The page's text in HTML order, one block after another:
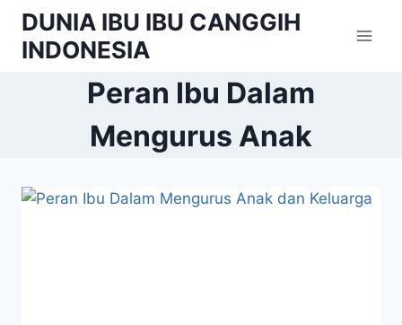
Skip
content
DUNIA IBU IBU CANGGIH
INDONESIA
Peran Ibu Dalam
Mengurus Anak